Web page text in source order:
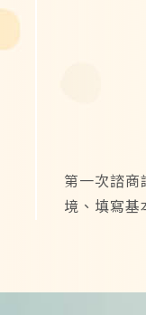
第一次諮商
境、填寫基